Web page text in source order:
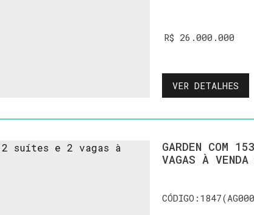
R$ 26.000.000
VER DETALHES
GARDEN COM
VAGAS À VENDA
1847